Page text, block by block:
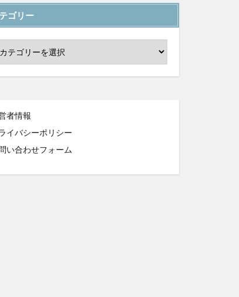
ゴリー
者情報
イバシーポリシー
い合わせフォーム